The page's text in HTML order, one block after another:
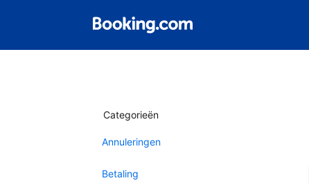
Categorieën
Annuleringen
Betaling